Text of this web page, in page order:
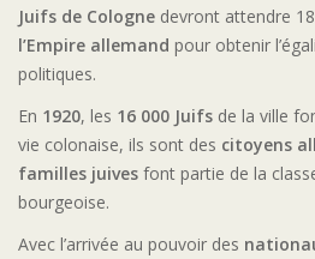
Juifs de Cologne devront attendre
l’Empire allemand pour obtenir
politiques.
En 1920, les 16 000 Juifs de la ville
vie colonaise, ils sont des citoyens
familles juives font partie de la
bourgeoise.
Avec l’arrivée au pouvoir des